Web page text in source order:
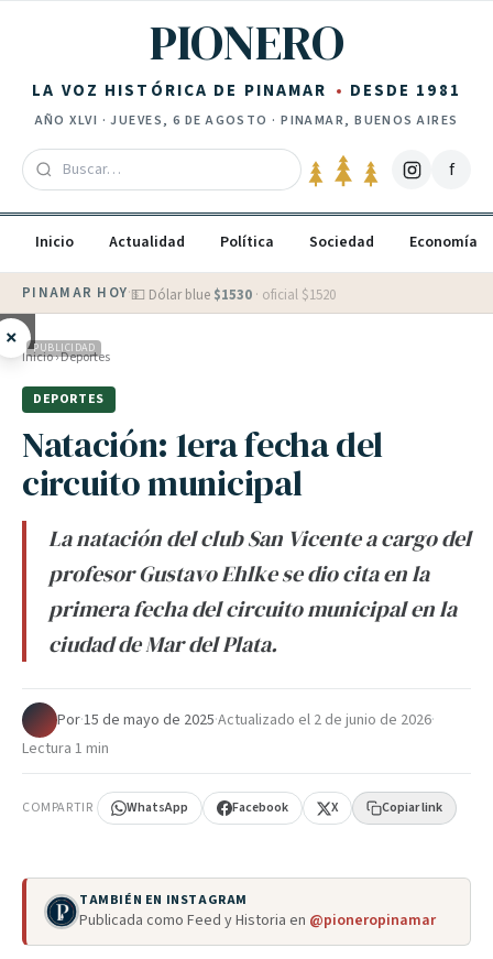
PIONERO
LA VOZ HISTÓRICA DE PINAMAR DESDE 1981
AÑOXLVI ·JUEVES, 6 DE AGOSTO · PINAMAR, BUENOS AIRES
f
Inicio Actualidad Política Sociedad Economía
PINAMAR HOY·💵 Dólar blue $1530 · oficial $1520
× PUBLICIDAD
Inicio›Deportes
DEPORTES
Natación: 1era fecha del
circuito municipal
La natación del club San Vicente a cargo del
profesor Gustavo Ehlke se dio cita en la
primera fecha del circuito municipal en la
ciudad de Mar del Plata.
Por·15 de mayo de 2025·Actualizado el 2 de junio de 2026·
Lectura 1 min
COMPARTIR WhatsApp Facebook X Copiar link
TAMBIÉN EN INSTAGRAM
Publicada como Feed y Historia en @pioneropinamar